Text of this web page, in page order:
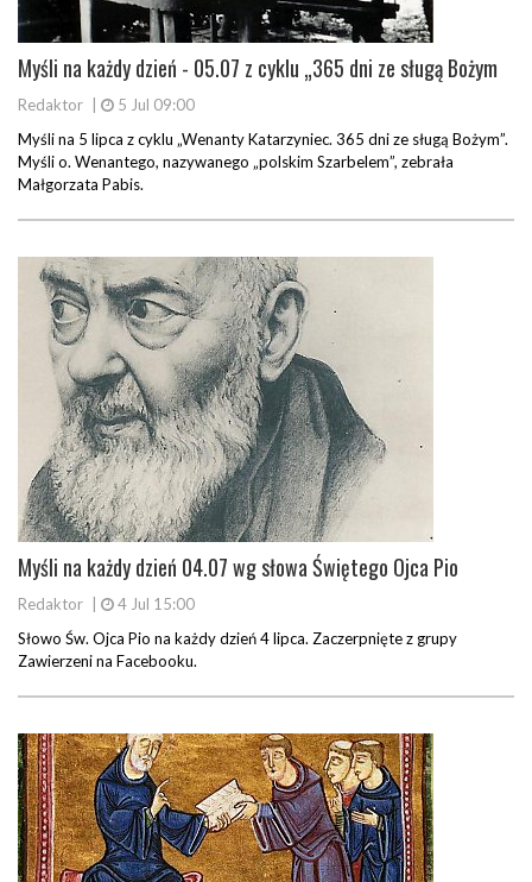
Myśli na każdy dzień - 05.07 z cyklu „365 dni ze sługą Bożym
Redaktor
5 Jul 09:00
Myśli na 5 lipca z cyklu „Wenanty Katarzyniec. 365 dni ze sługą Bożym”.
Myśli o. Wenantego, nazywanego „polskim Szarbelem”, zebrała
Małgorzata Pabis.
Myśli na każdy dzień 04.07 wg słowa Świętego Ojca Pio
Redaktor
4 Jul 15:00
Słowo Św. Ojca Pio na każdy dzień 4 lipca. Zaczerpnięte z grupy
Zawierzeni na Facebooku.